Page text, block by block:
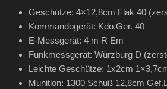
Geschütze: 4×12,8cm Flak 40
Kommandogerät: Kdo.Ger. 40
E-Messgerät: 4 m R Em
Funkmessgerät: Würzburg D
Leichte Geschütze: 1x2cm
Munition: 1300 Schuß 12,8cm